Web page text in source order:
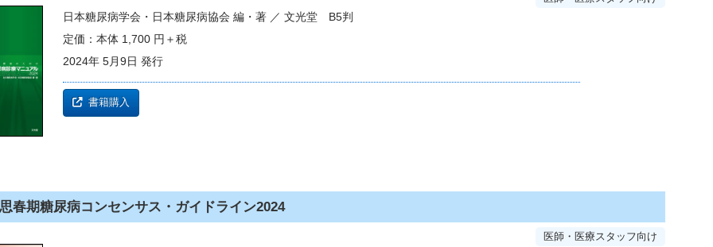
日本糖尿病学会・日本糖尿病協会 編・著 ／ 文光堂 B5判
定価：本体 1,700 円＋税
2024年 5月9日 発行
書籍購入
春期糖尿病コンセンサス・ガイドライン2024
医師・医療スタッフ向け